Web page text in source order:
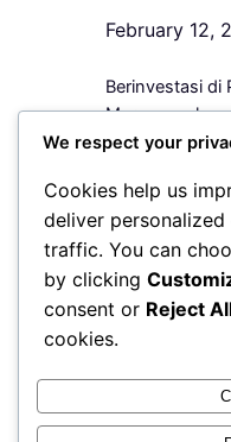
February 12,
Berinvestasi di
Merencanakan
lagi pilihan,
naiknya biaya
banyak
instrumen
berkelanjutan.
dinilai paling
berinvestasi di
merupakan
We respect your
Cookies help us
deliver
traffic. You can
by clicking
consent or Reject
cookies.